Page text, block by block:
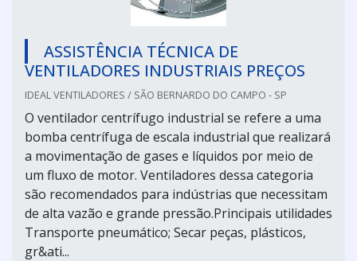
ASSISTÊNCIA TÉCNICA DE
VENTILADORES INDUSTRIAIS PREÇOS
IDEAL VENTILADORES / SÃO BERNARDO DO CAMPO - SP
O ventilador centrífugo industrial se refere a uma
bomba centrífuga de escala industrial que realizará
a movimentação de gases e líquidos por meio de
um fluxo de motor. Ventiladores dessa categoria
são recomendados para indústrias que necessitam
de alta vazão e grande pressão.Principais utilidades
Transporte pneumático; Secar peças, plásticos,
gr&ati...